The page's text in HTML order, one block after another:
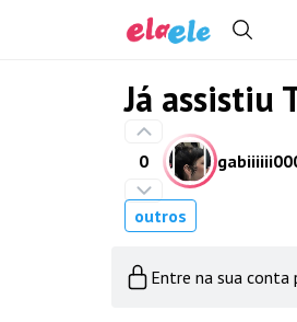
Já assistiu
0
outros
Entre na sua conta